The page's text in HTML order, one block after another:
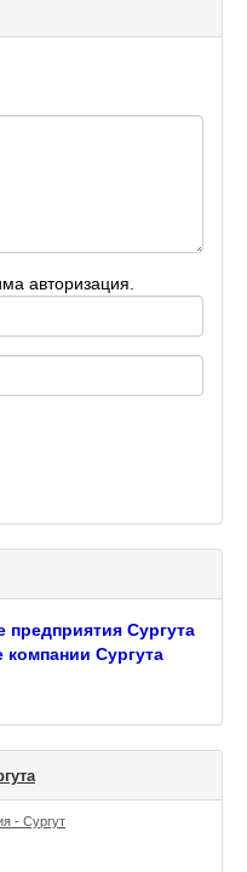
авторизация.
предприятия Сургута
Сургута
- Сургут